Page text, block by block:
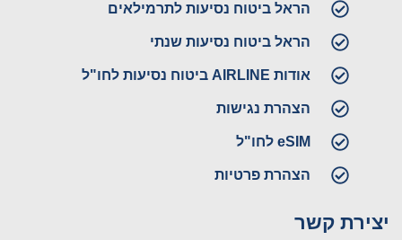
הראל ביטוח נסיעות לתרמילאים
הראל ביטוח נסיעות שנתי
אודות AIRLINE ביטוח נסיעות לחו"ל
הצהרת נגישות
eSIM לחו"ל
הצהרת פרטיות
יצירת קשר